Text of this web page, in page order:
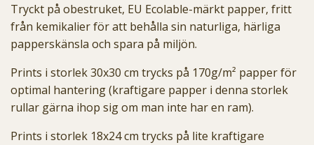
Tryckt på obestruket, EU Ecolable-märkt papper, fritt
från kemikalier för att behålla sin naturliga, härliga
papperskänsla och spara på miljön.
Prints i storlek 30x30 cm trycks på 170g/m² papper för
optimal hantering (kraftigare papper i denna storlek
rullar gärna ihop sig om man inte har en ram).
Prints i storlek 18x24 cm trycks på lite kraftigare